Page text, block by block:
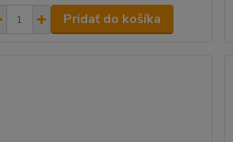
Pridať do košíka